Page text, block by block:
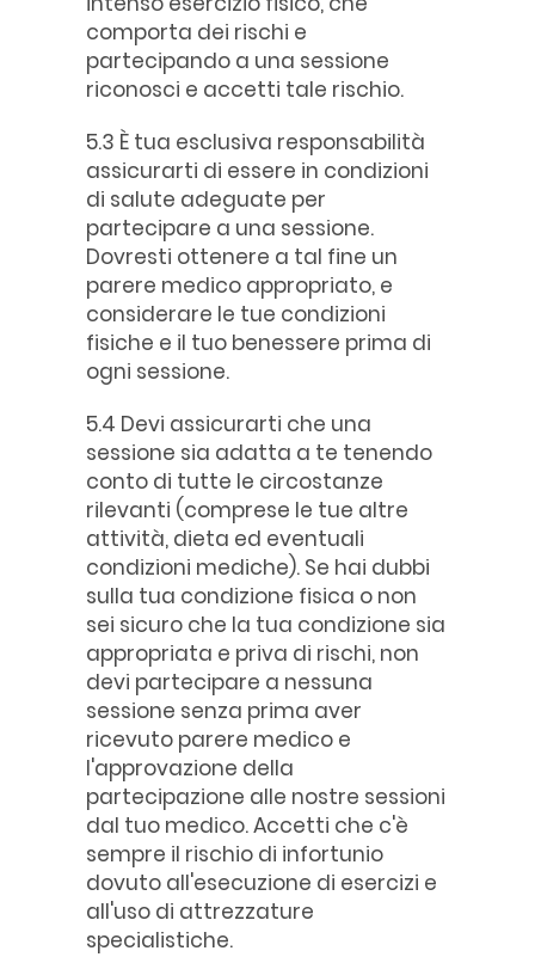
comporta dei rischi e
partecipando a una sessione
riconosci e accetti tale rischio.
5.3 È tua esclusiva responsabilità
assicurarti di essere in condizioni
di salute adeguate per
partecipare a una sessione.
Dovresti ottenere a tal fine un
parere medico appropriato, e
considerare le tue condizioni
fisiche e il tuo benessere prima di
ogni sessione.
5.4 Devi assicurarti che una
sessione sia adatta a te tenendo
conto di tutte le circostanze
rilevanti (comprese le tue altre
attività, dieta ed eventuali
condizioni mediche). Se hai dubbi
sulla tua condizione fisica o non
sei sicuro che la tua condizione sia
appropriata e priva di rischi, non
devi partecipare a nessuna
sessione senza prima aver
ricevuto parere medico e
l'approvazione della
partecipazione alle nostre sessioni
dal tuo medico. Accetti che c'è
sempre il rischio di infortunio
dovuto all'esecuzione di esercizi e
all'uso di attrezzature
specialistiche.